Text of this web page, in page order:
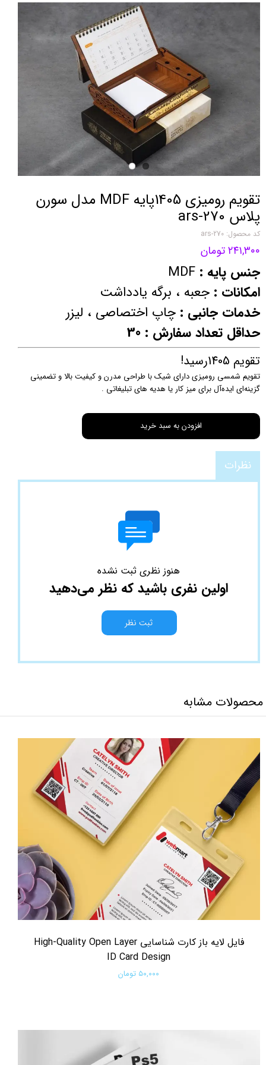
تقویم رومیزی 1405پایه MDF مدل سورن
پلاس ars-270
کد محصول: ars-270
۲۴۱,۳۰۰ تومان
جنس پایه :
امکانات : جعبه ، برگه یادداشت
خدمات جانبی : چاپ اختصاصی ، لیزر
حداقل تعداد سفارش : 30
تقویم 1405رسید!
تقویم شمسی رومیزی دارای شیک با طراحی مدرن و کیفیت بالا و تضمینی
گزینه‌ای ایده‌آل برای میز کار یا هدیه‌ های تبلیغاتی .
افزودن به سبد خرید
نظرات
هنوز نظری ثبت نشده
اولین نفری باشید که نظر می‌دهید
ثبت نظر
محصولات مشابه
فایل لایه باز کارت شناسایی High-Quality Open Layer
ID Card Design
۵۰,۰۰۰ تومان